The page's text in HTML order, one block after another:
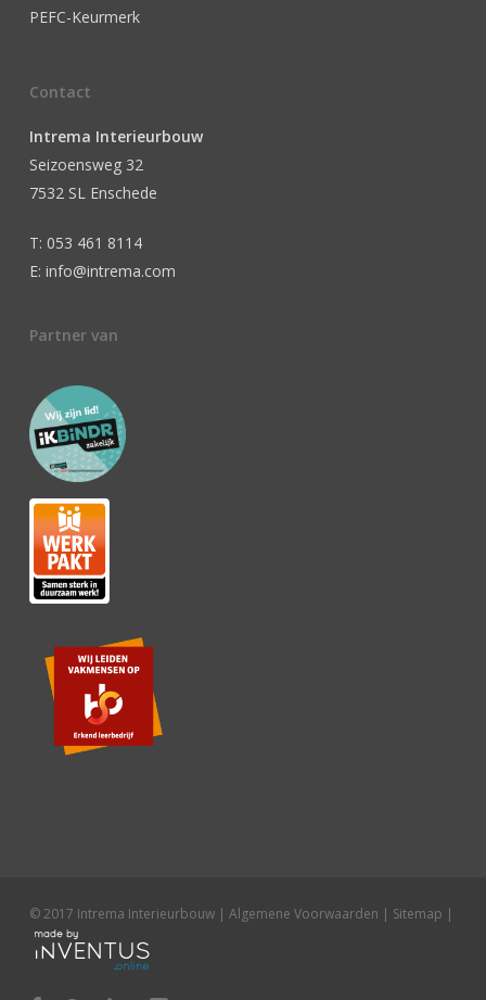
PEFC-Keurmerk
Contact
Intrema Interieurbouw
Seizoensweg 32
7532 SL Enschede
T: 053 461 8114
E: info@intrema.com
Partner van
© 2017 Intrema Interieurbouw | Algemene Voorwaarden | Sitemap |